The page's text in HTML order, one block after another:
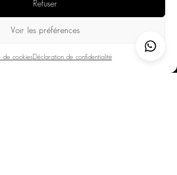
Refuser
Voir les préférences
de cookiesDéclaration de confidentialité